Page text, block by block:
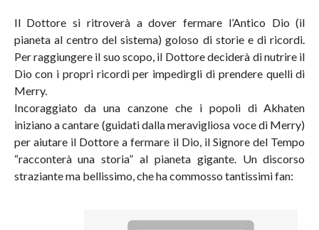
Il Dottore si ritroverà a dover fermare l’Antico Dio (il
pianeta al centro del sistema) goloso di storie e di ricordi.
Per raggiungere il suo scopo, il Dottore deciderà di nutrire il
Dio con i propri ricordi per impedirgli di prendere quelli di
Merry.
Incoraggiato da una canzone che i popoli di Akhaten
iniziano a cantare (guidati dalla meravigliosa voce di Merry)
per aiutare il Dottore a fermare il Dio, il Signore del Tempo
“racconterà una storia” al pianeta gigante. Un discorso
straziante ma bellissimo, che ha commosso tantissimi fan: